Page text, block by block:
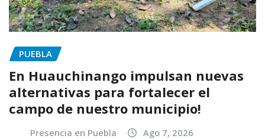
PUEBLA
En Huauchinango impulsan nuevas
alternativas para fortalecer el
campo de nuestro municipio!
Presencia en Puebla Ago 7, 2026